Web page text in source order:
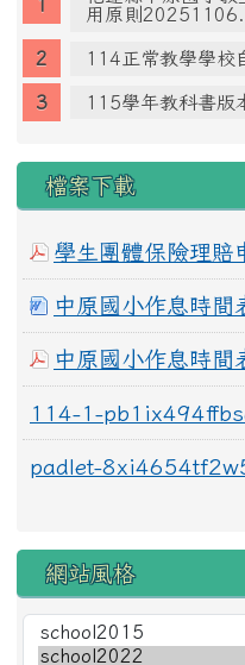
用原則
114正常教學學校
115學年教科書版
檔案下載
學生團體保險理賠
中原國小作息時
中原國小作息時
114-1-
padlet-
網站風格